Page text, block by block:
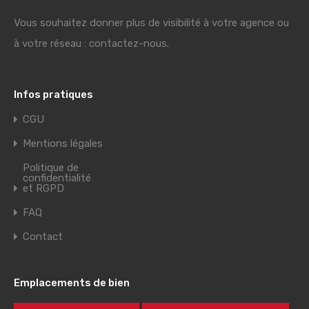
Vous souhaitez donner plus de visibilité à votre agence ou
à votre réseau : contactez-nous.
Infos pratiques
CGU
Mentions légales
Politique de
confidentialité
et RGPD
FAQ
Contact
Emplacements de bien